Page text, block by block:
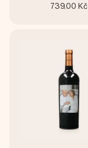
739,00 Kč